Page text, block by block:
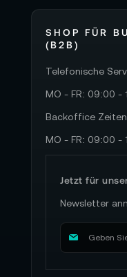
SHOP FÜR
(B2B)
Telefonische
MO - FR: 09:00 -
Backoffice Zeiten
MO - FR: 09:00 -
Jetzt für
Newsletter
M
d